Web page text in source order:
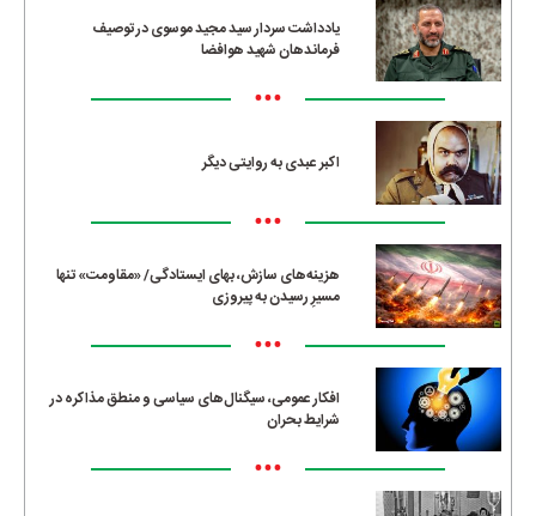
یادداشت سردار سید مجید موسوی در توصیف
فرماندهان شهید هوافضا
•••
اکبر عبدی به روایتی دیگر
•••
هزینه‌های سازش، بهای ایستادگی/ «مقاومت» تنها
مسیرِ رسیدن به پیروزی
•••
افکار عمومی، سیگنال‌های سیاسی و منطق مذاکره در
شرایط بحران
•••